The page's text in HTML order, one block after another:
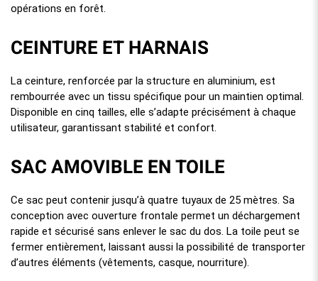
opérations en forêt.
CEINTURE ET HARNAIS
La ceinture, renforcée par la structure en aluminium, est
rembourrée avec un tissu spécifique pour un maintien optimal.
Disponible en cinq tailles, elle s’adapte précisément à chaque
utilisateur, garantissant stabilité et confort.
SAC AMOVIBLE EN TOILE
Ce sac peut contenir jusqu’à quatre tuyaux de 25 mètres. Sa
conception avec ouverture frontale permet un déchargement
rapide et sécurisé sans enlever le sac du dos. La toile peut se
fermer entièrement, laissant aussi la possibilité de transporter
d’autres éléments (vêtements, casque, nourriture).